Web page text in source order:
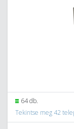
64 db.
Tekintse meg 42